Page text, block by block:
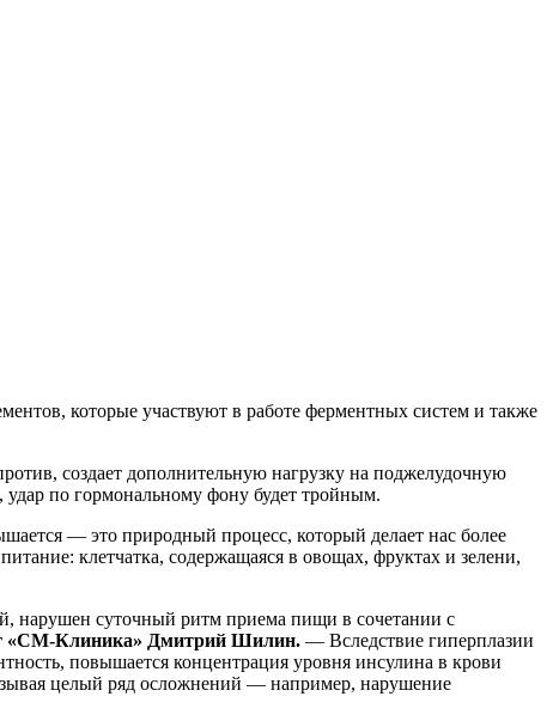
которые участвуют в работе ферментных систем и также
создает дополнительную нагрузку на поджелудочную
по гормональному фону будет тройным.
— это природный процесс, который делает нас более
клетчатка, содержащаяся в овощах, фруктах и зелени,
нарушен суточный ритм приема пищи в сочетании с
«СМ-Клиника» Дмитрий Шилин. — Вследствие гиперплазии
повышается концентрация уровня инсулина в крови
целый ряд осложнений — например, нарушение